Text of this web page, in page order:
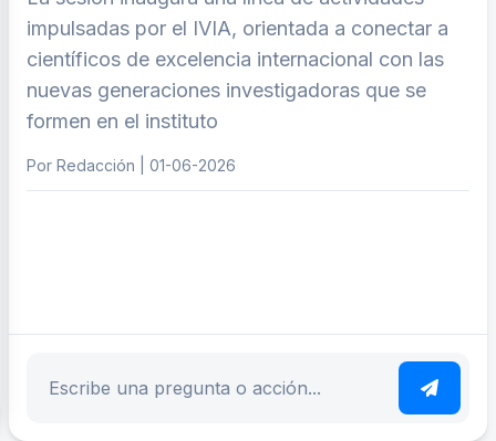
impulsadas por el IVIA, orientada a conectar a
científicos de excelencia internacional con las
nuevas generaciones investigadoras que se
formen en el instituto
Por Redacción | 01-06-2026
Escribe tu pregunta